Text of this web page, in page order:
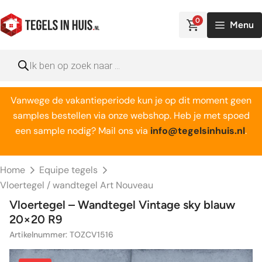
naar
de
0 Menu
zoeken
Vanwege de vakantieperiode kun je op dit moment geen
samples bestellen via onze webshop. Heb je met spoed
een sample nodig? Mail ons via info@tegelsinhuis.nl.
Home
Equipe tegels
Vloertegel / wandtegel Art Nouveau
Vloertegel – Wandtegel Vintage sky blauw
20×20 R9
Artikelnummer: TOZCV1516